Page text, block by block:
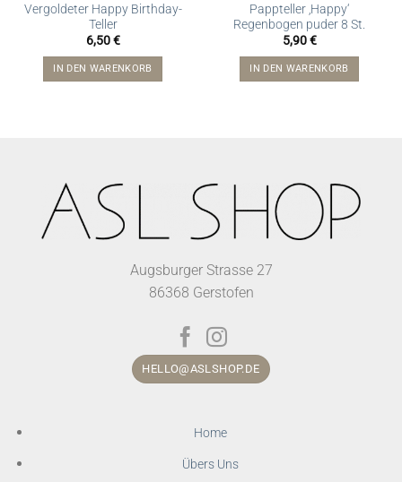
Vergoldeter Happy Birthday-
Teller
6,50€
IN DEN WARENKORB
Pappteller ‚Happy‘
Regenbogen puder 8 St.
5,90€
IN DEN WARENKORB
Augsburger Strasse 27
86368 Gerstofen
HELLO@ASLSHOP.DE
Home
Übers Uns